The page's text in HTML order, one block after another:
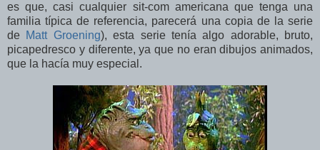
es que, casi cualquier sit-com americana que tenga una
familia típica de referencia, parecerá una copia de la serie
de Matt Groening), esta serie tenía algo adorable, bruto,
picapedresco y diferente, ya que no eran dibujos animados,
que la hacía muy especial.